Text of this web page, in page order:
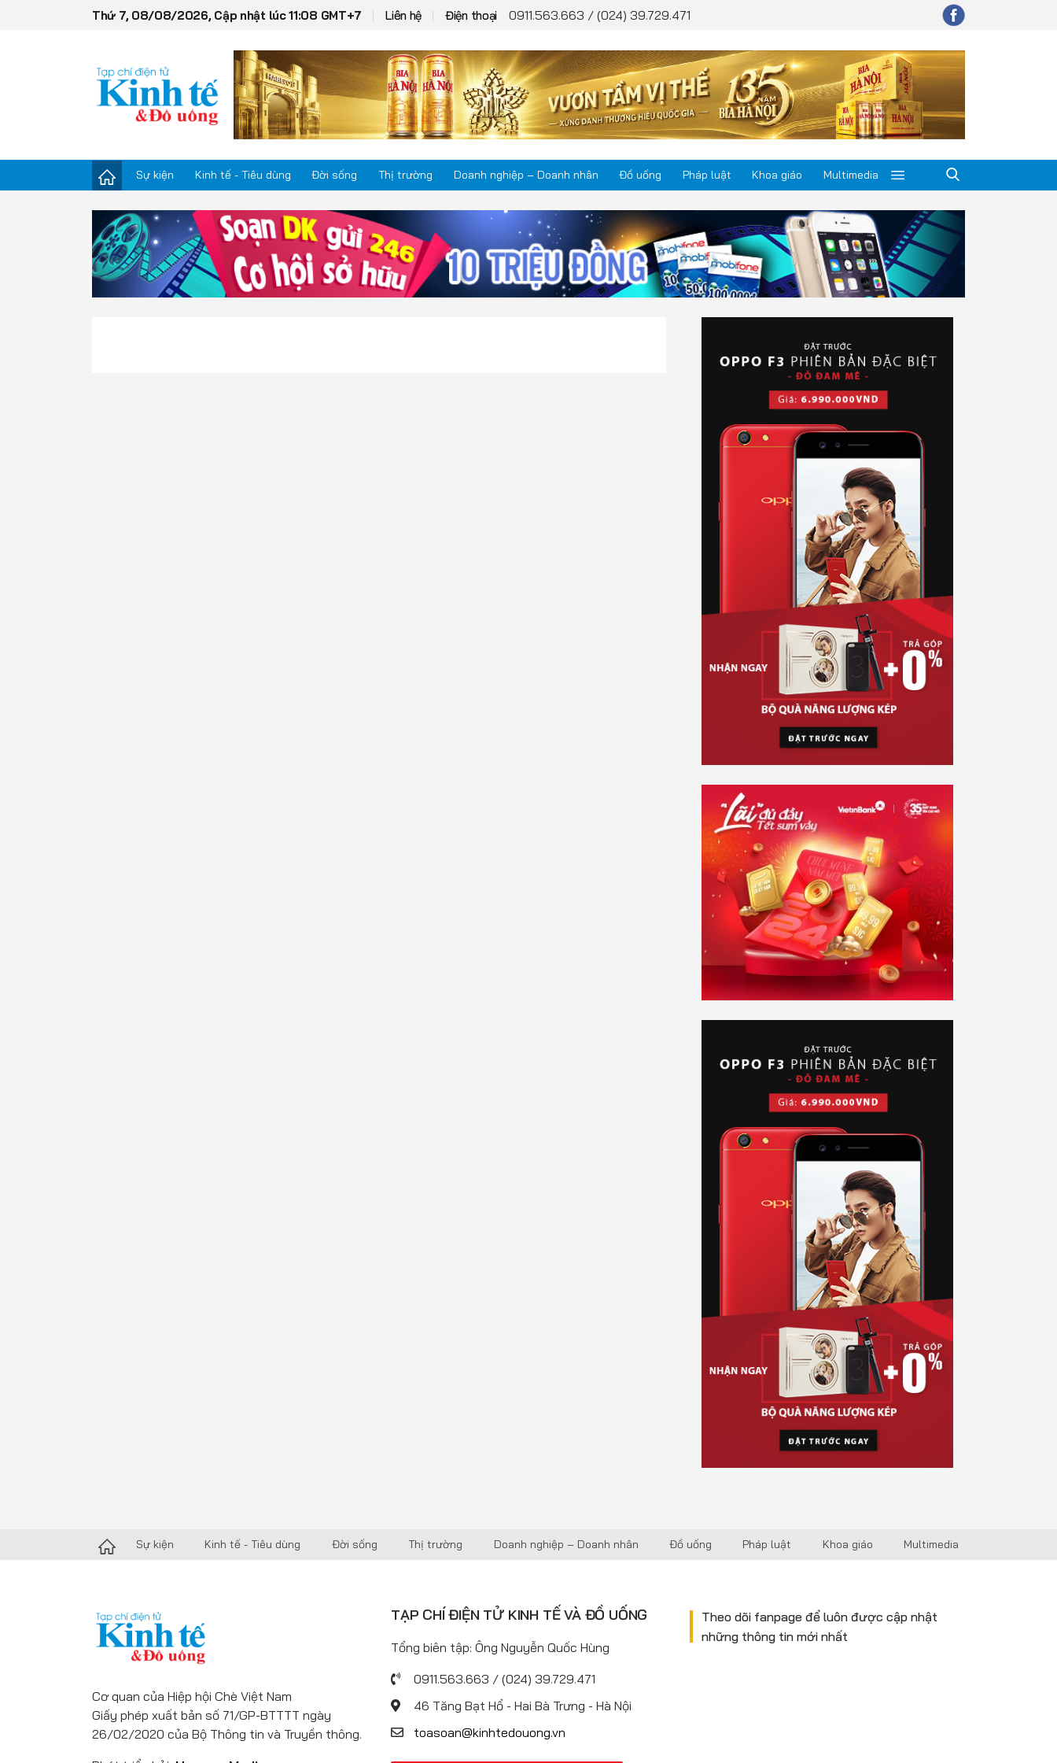
Thứ 7, 08/08/2026, Cập nhật lúc 11:08 GMT+7 Liên hệ Điện thoại 0911.563.663 / (024) 39.729.471
Sự kiện Kinh tế - Tiêu dùng Đời sống Thị trường Doanh nghiệp – Doanh nhân Đồ uống Pháp luật Khoa giáo Multimedia
Kinh tế - Tiêu dùng
Đời sống
Doanh nghiệp – Doanh nhân
Đồ uống
Khoa giáo
Multimedia
Sự kiện Kinh tế - Tiêu dùng Đời sống Thị trường Doanh nghiệp – Doanh nhân Đồ uống Pháp luật Khoa giáo Multimedia
Cơ quan của Hiệp hội Chè Việt Nam
Giấy phép xuất bản số 71/GP-BTTTT ngày
26/02/2020 của Bộ Thông tin và Truyền thông.
TẠP CHÍ ĐIỆN TỬ KINH TẾ VÀ ĐỒ UỐNG
Tổng biên tập: Ông Nguyễn Quốc Hùng
0911.563.663 / (024) 39.729.471
46 Tăng Bạt Hổ - Hai Bà Trưng - Hà Nội
toasoan@kinhtedouong.vn
Theo dõi fanpage để luôn được cập nhật
những thông tin mới nhất